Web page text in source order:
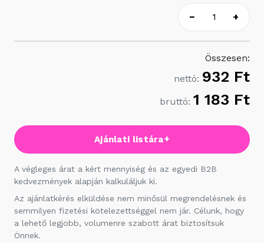
− +
Összesen:
nettó: 932 Ft
bruttó: 1 183 Ft
Ajánlati listára+
A végleges árat a kért mennyiség és az egyedi B2B
kedvezmények alapján kalkuláljuk ki.
Az ajánlatkérés elküldése nem minősül megrendelésnek és
semmilyen fizetési kötelezettséggel nem jár. Célunk, hogy
a lehető legjobb, volumenre szabott árat biztosítsuk
Önnek.